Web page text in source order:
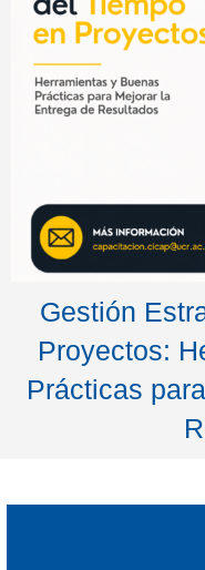
Gestión
Proyectos:
Prácticas